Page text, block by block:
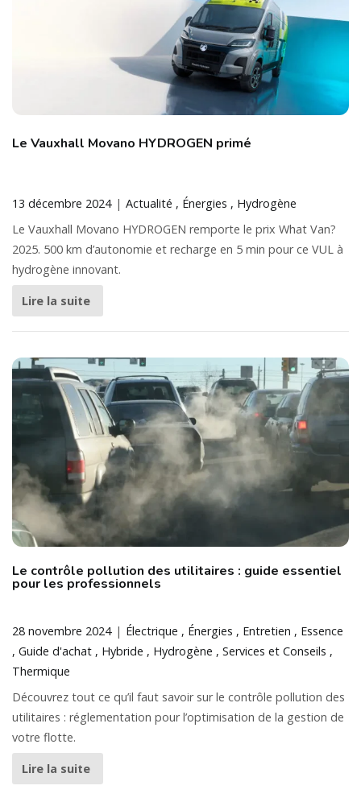
Le Vauxhall Movano HYDROGEN primé
13 décembre 2024 Actualité Énergies
Hydrogène
Le Vauxhall Movano HYDROGEN remporte le prix What Van?
2025. 500 km d’autonomie et recharge en 5 min pour ce VUL à
hydrogène innovant.
Lire la suite
Le contrôle pollution des utilitaires : guide essentiel
pour les professionnels
28 novembre 2024 Électrique Énergies Entretien
Essence
Guide d'achat
Hybride Hydrogène
Services et Conseils
Thermique
Découvrez tout ce qu’il faut savoir sur le contrôle pollution des
utilitaires : réglementation pour l’optimisation de la gestion de
votre flotte.
Lire la suite